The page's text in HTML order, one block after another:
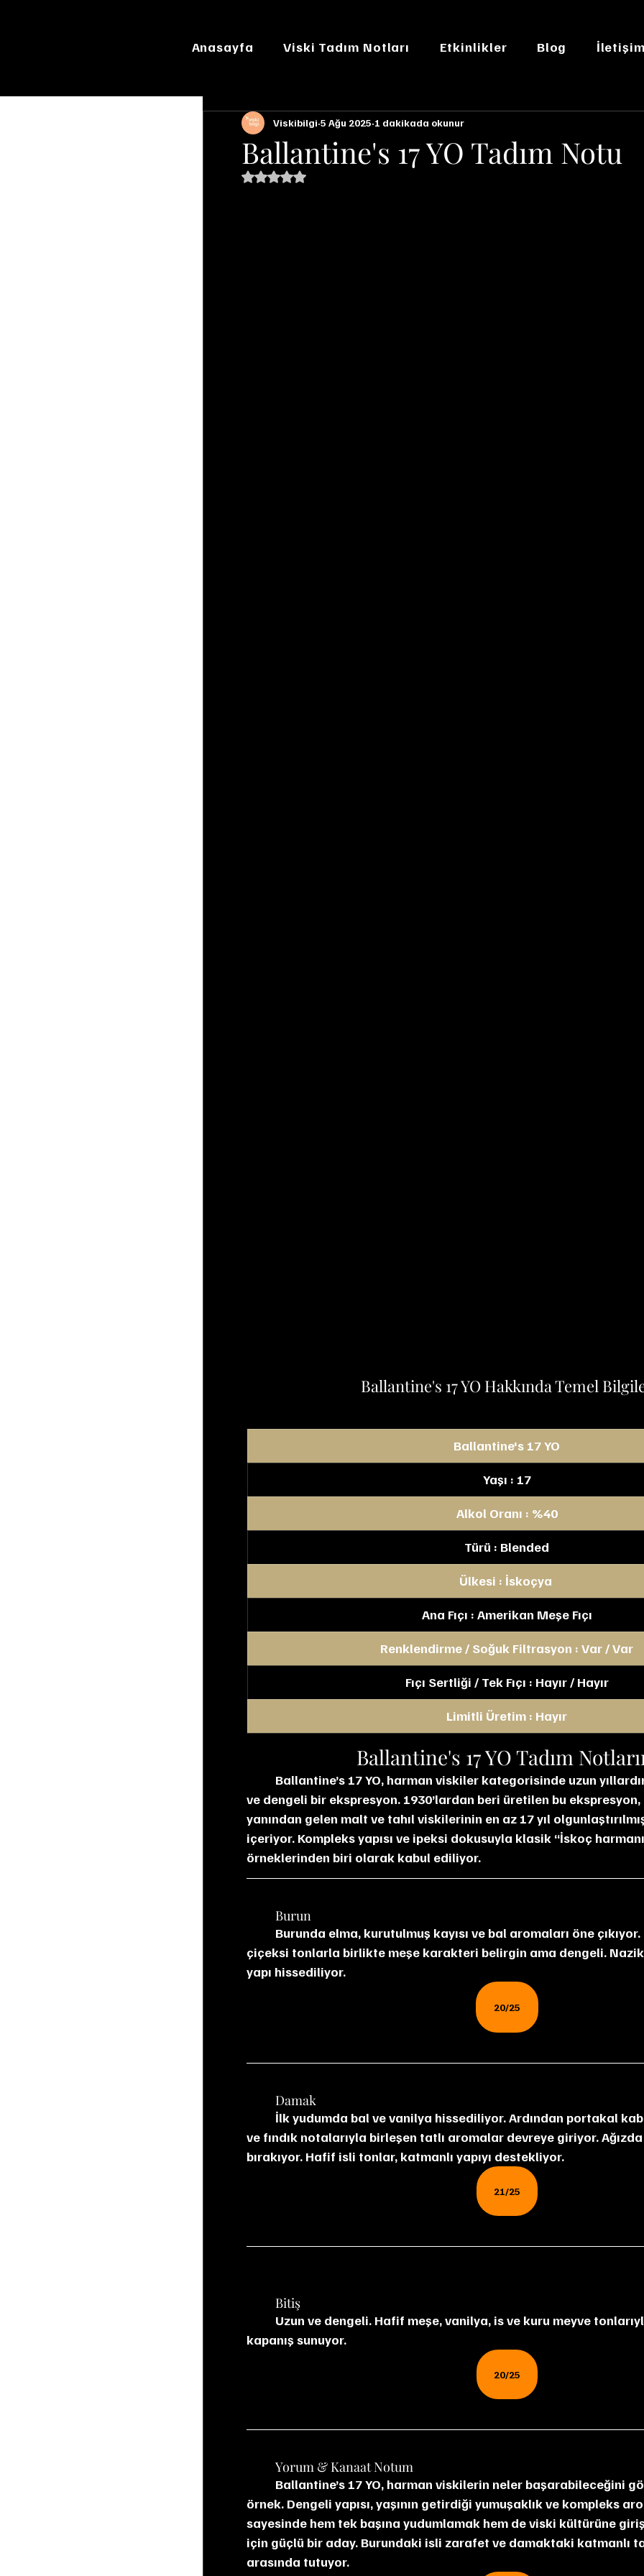
Anasayfa Viski Tadım Notları Etkinlikler Blog
Ballantine's 17 YO Tadım Notu
Viskibilgi 5 Ağu 2025 1 dakikada okunur
5 üzerinden NaN yıldız
Ballantine's 17 YO Hakkında Temel
Ballantine's 17 YO
Yaşı : 17
Alkol Oranı : %40
Türü : Blended
Ülkesi : İskoçya
Ana Fıçı : Amerikan Meşe Fıçı
Renklendirme / Soğuk Filtrasyon : Var / Var
Fıçı Sertliği / Tek Fıçı : Hayır / Hayır
Limitli Üretim : Hayır
Ballantine's 17 YO Tadım
Ballantine’s 17 YO, harman viskiler kategorisinde uzun
ve dengeli bir ekspresyon. 1930’lardan beri üretilen bu
yanından gelen malt ve tahıl viskilerinin en az 17 yıl
içeriyor. Kompleks yapısı ve ipeksi dokusuyla klasik “İskoç
örneklerinden biri olarak kabul ediliyor.
	Burun
çiçeksi tonlarla birlikte meşe karakteri belirgin ama dengeli.
yapı hissediliyor.
20/25
	Damak
ve fındık notalarıyla birleşen tatlı aromalar devreye giriyor.
bırakıyor. Hafif isli tonlar, katmanlı yapıyı destekliyor.
21/25
	Bitiş
kapanış sunuyor.
20/25
	Yorum & Kanaat Notum
örnek. Dengeli yapısı, yaşının getirdiği yumuşaklık ve kompleks
sayesinde hem tek başına yudumlamak hem de viski kültürüne
için güçlü bir aday. Burundaki isli zarafet ve damaktaki katmanlı
arasında tutuyor.